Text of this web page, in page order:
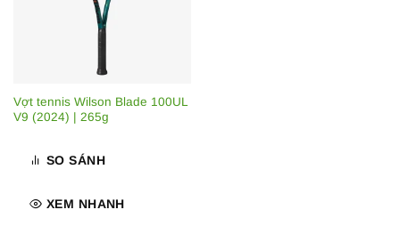
Vợt tennis Wilson Blade 100UL
V9 (2024) | 265g
SO SÁNH
XEM NHANH